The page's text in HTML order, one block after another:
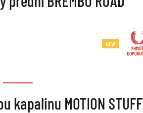
NEW
kapalinu MOTION STUFF